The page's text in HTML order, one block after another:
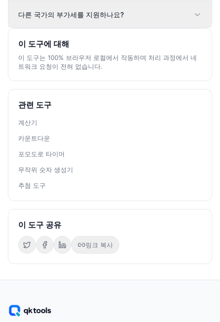
다른 국가의 부가세를 지원하나요?
이 도구에 대해
이 도구는 100% 브라우저 로컬에서 작동하며 처리 과정에서 네
트워크 요청이 전혀 없습니다.
관련 도구
계산기
카운트다운
포모도로 타이머
무작위 숫자 생성기
추첨 도구
이 도구 공유
링크 복사